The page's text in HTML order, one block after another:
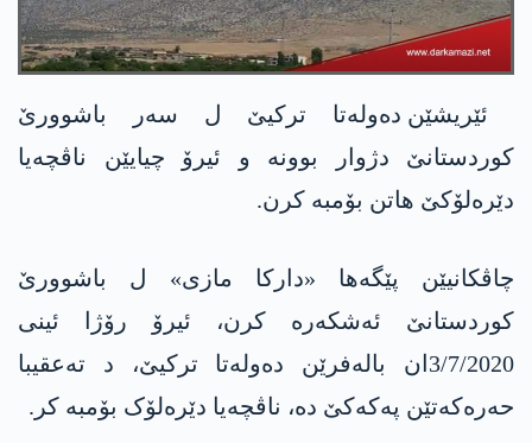
ئێریشێن دەولەتا ترکیێ ل سەر باشوورێ
کوردستانێ دژوار بوونە و ئیرۆ چیایێن ناڤچەیا
دێرەلۆکێ ھاتن بۆمبە کرن.
چاڤکانیێن پێگەھا «دارکا مازی» ل باشوورێ
کوردستانێ ئەشکەرە کرن، ئیرۆ رۆژا ئینی
3/7/2020ان بالەفرێن دەولەتا ترکیێ، د تەعقیبا
حەرەکەتێن پەکەکێ دە، ناڤچەیا دێرەلۆک بۆمبە کر.